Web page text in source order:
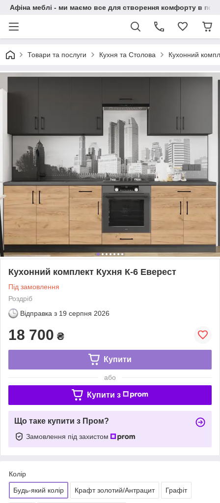
Афіна меблі - ми маємо все для створення комфорту в
Товари та послуги Кухня та Столова Кухонний
Кухонний комплект Кухня К-6 Еверест
Під замовлення
Роздріб
Відправка з 19 серпня 2026
18 700 ₴
Купити
або
Купити з
Що таке купити з Пром?
Замовлення під захистом
Колір
Будь-який колір Крафт золотий/Антрацит Графіт